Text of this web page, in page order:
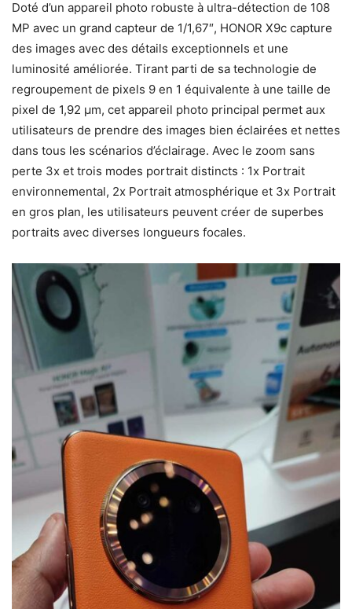
Doté d’un appareil photo robuste à ultra-détection de 108
MP avec un grand capteur de 1/1,67″, HONOR X9c capture
des images avec des détails exceptionnels et une
luminosité améliorée. Tirant parti de sa technologie de
regroupement de pixels 9 en 1 équivalente à une taille de
pixel de 1,92 μm, cet appareil photo principal permet aux
utilisateurs de prendre des images bien éclairées et nettes
dans tous les scénarios d’éclairage. Avec le zoom sans
perte 3x et trois modes portrait distincts : 1x Portrait
environnemental, 2x Portrait atmosphérique et 3x Portrait
en gros plan, les utilisateurs peuvent créer de superbes
portraits avec diverses longueurs focales.